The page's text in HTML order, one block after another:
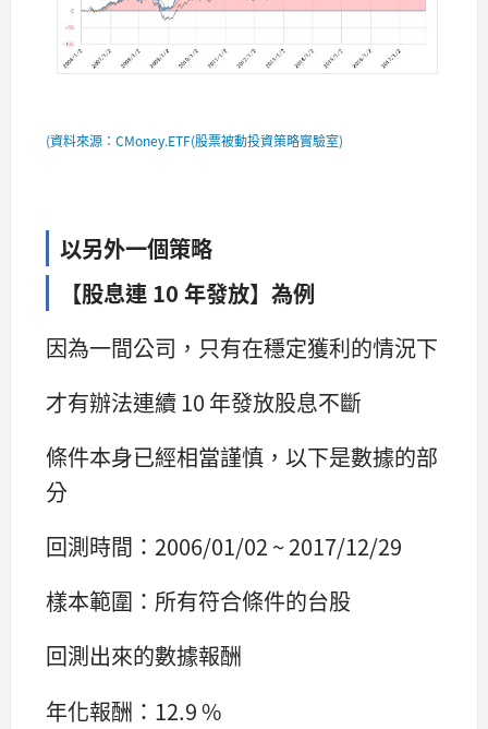
(資料來源：CMoney.ETF(股票被動投資策略實驗室)
以另外一個策略
【股息連 10 年發放】為例
因為一間公司，只有在穩定獲利的情況下
才有辦法連續 10 年發放股息不斷
條件本身已經相當謹慎，以下是數據的部
分
回測時間：2006/01/02 ~ 2017/12/29
樣本範圍：所有符合條件的台股
回測出來的數據報酬
年化報酬：12.9 %